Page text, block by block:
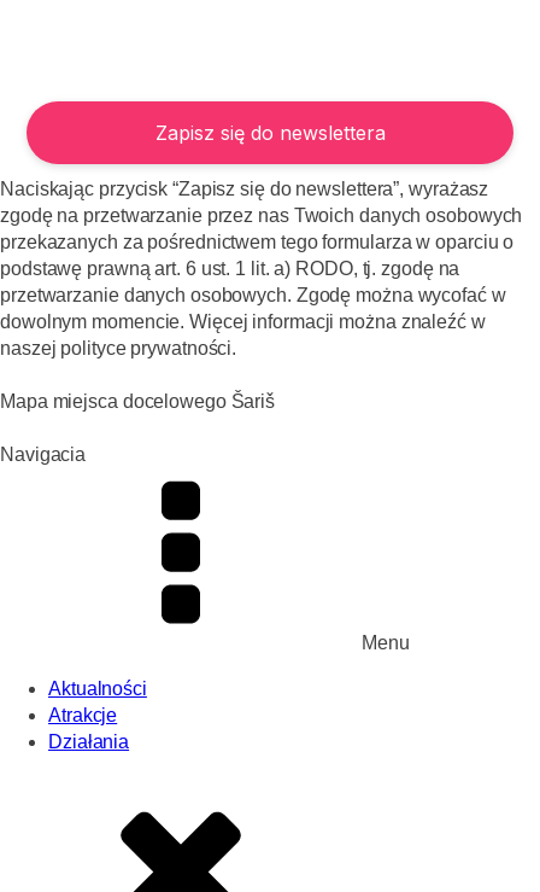
Naciskając przycisk “Zapisz się do newslettera”, wyrażasz
zgodę na przetwarzanie przez nas Twoich danych osobowych
przekazanych za pośrednictwem tego formularza w oparciu o
podstawę prawną art. 6 ust. 1 lit. a) RODO, tj. zgodę na
przetwarzanie danych osobowych. Zgodę można wycofać w
dowolnym momencie. Więcej informacji można znaleźć w
naszej polityce prywatności.
Mapa miejsca docelowego Šariš
Navigacia
Menu
Aktualności
Atrakcje
Działania